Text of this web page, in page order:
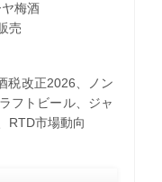
梅酒
売
税改正2026、ノン
フトビール、ジャ
RTD市場動向